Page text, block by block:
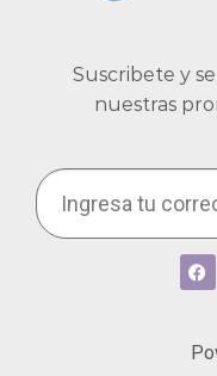
Suscribete y
nuestras